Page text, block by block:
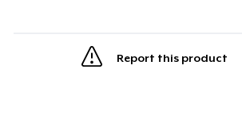
Report this product